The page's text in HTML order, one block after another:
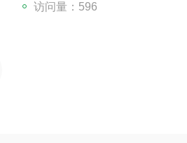
访问量：596